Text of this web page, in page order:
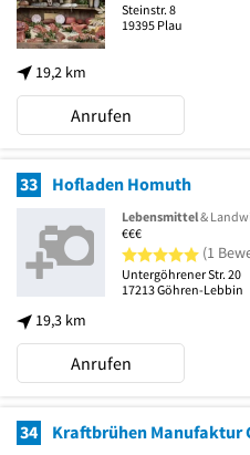
19,2 km
Steinstr. 8
19395 Plau
Anrufen
33 Hofladen Homuth
19,3 km
Lebensmittel&
€€€
5 von 5
(1
Untergöhrener Str. 20
17213Göhren-Lebbin
Anrufen
34 Kraftbrühen Manufaktur